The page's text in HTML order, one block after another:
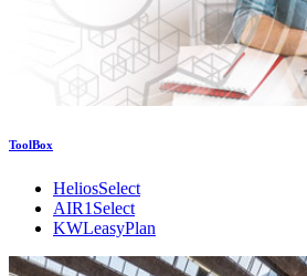
ToolBox
HeliosSelect
AIR1Select
KWLeasyPlan